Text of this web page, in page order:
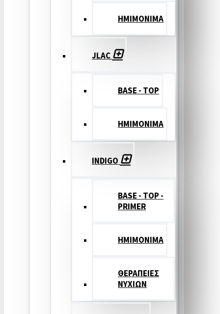
ΗΜΙΜΟΝΙΜΑ
JLAC
BASE - TOP
ΗΜΙΜΟΝΙΜΑ
INDIGO
BASE - TOP -
PRIMER
HMIMONIMA
ΘΕΡΑΠΕΙΕΣ
ΝΥΧΙΩΝ